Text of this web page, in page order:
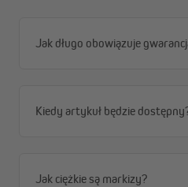
aluminiowym i
gwarantuje trwałość i
Jak długo obowiązuje
Kiedy artykuł będzie
Jak ciężkie są markizy?